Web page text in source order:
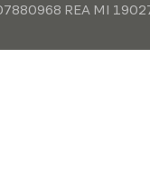
REA MI